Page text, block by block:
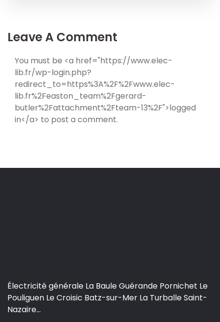
Leave A Comment
You must be <a href="https://www.elec-
lib.fr/wp-login.php?
redirect_to=https%3A%2F%2Fwww.elec-
lib.fr%2Feaston_team%2Fgerard-
butler%2Fattachment%2Fteam-13%2F">logged
in</a> to post a comment.
Électricité générale La Baule Guérande Pornichet Le
Pouliguen Le Croisic Batz-sur-Mer La Turballe Saint-
Nazaire...